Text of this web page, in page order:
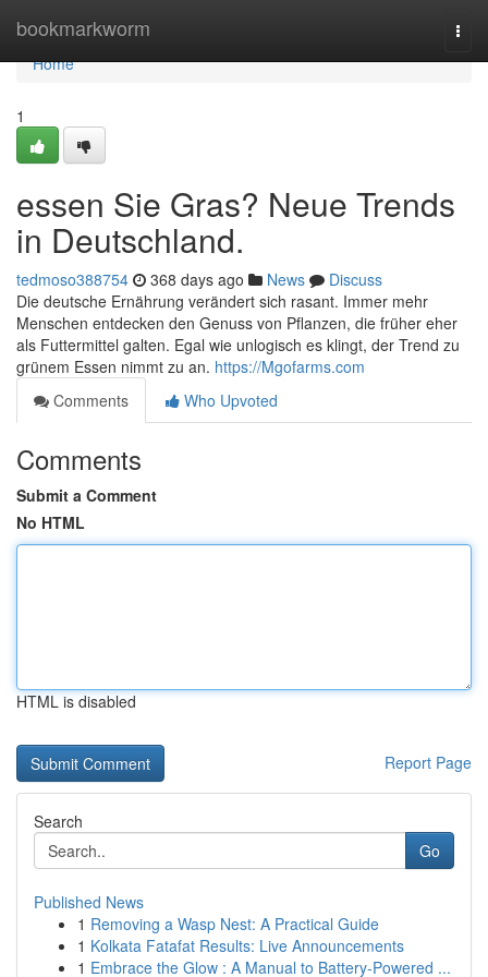
bookmarkworm
Home
Home
1
essen Sie Gras? Neue Trends
in Deutschland.
tedmoso388754 368 days ago News
Discuss
Die deutsche Ernährung verändert sich rasant. Immer mehr
Menschen entdecken den Genuss von Pflanzen, die früher eher
als Futtermittel galten. Egal wie unlogisch es klingt, der Trend zu
grünem Essen nimmt zu an. https://Mgofarms.com
Comments
Who Upvoted
Comments
Submit a Comment
No HTML
HTML is disabled
Report Page
Search
Go
Published News
1 Removing a Wasp Nest: A Practical Guide
1 Kolkata Fatafat Results: Live Announcements
1 Embrace the Glow : A Manual to Battery-Powered ...